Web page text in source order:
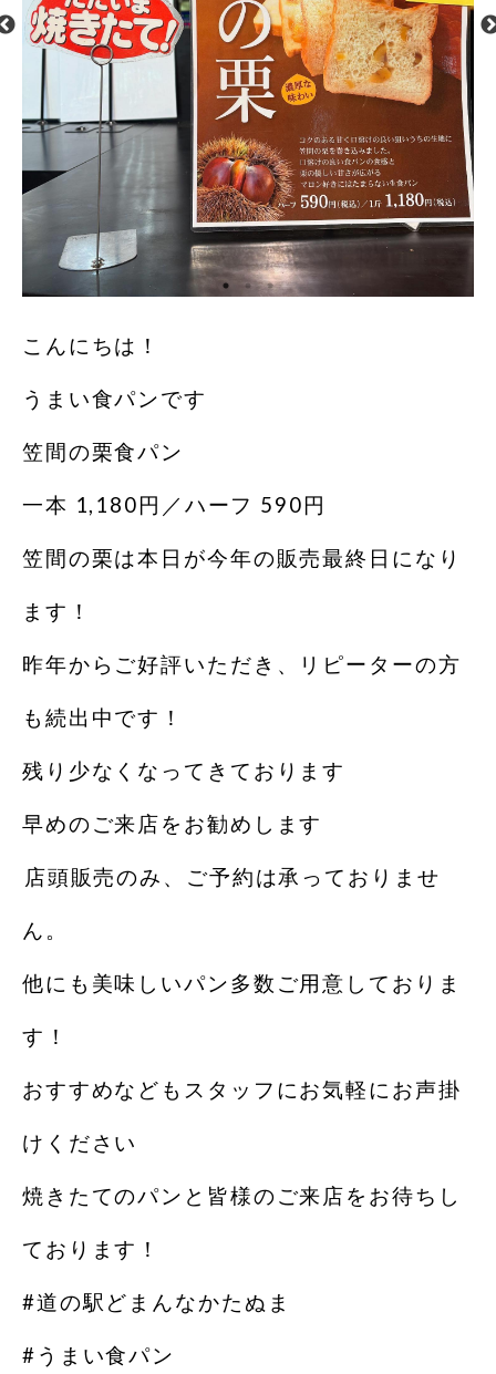
こんにちは！
うまい食パンです
笠間の栗食パン
一本 1,180円／ハーフ 590円
笠間の栗は本日が今年の販売最終日になり
ます！
昨年からご好評いただき、リピーターの方
も続出中です！
残り少なくなってきております️
早めのご来店をお勧めします
️店頭販売のみ、ご予約は承っておりませ
ん。
他にも美味しいパン多数ご用意しておりま
す！
おすすめなどもスタッフにお気軽にお声掛
けください
焼きたてのパンと皆様のご来店をお待ちし
ております！
#道の駅どまんなかたぬま
#うまい食パン